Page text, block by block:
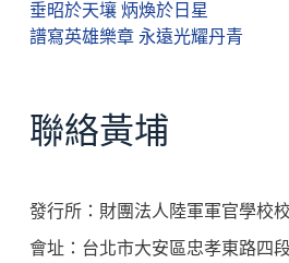
垂昭於天壤 炳煥於日星
譜寫英雄樂章 永遠光耀丹青
聯絡黃埔
發行所：財團法人陸軍軍官學校
會址：台北市大安區忠孝東路四